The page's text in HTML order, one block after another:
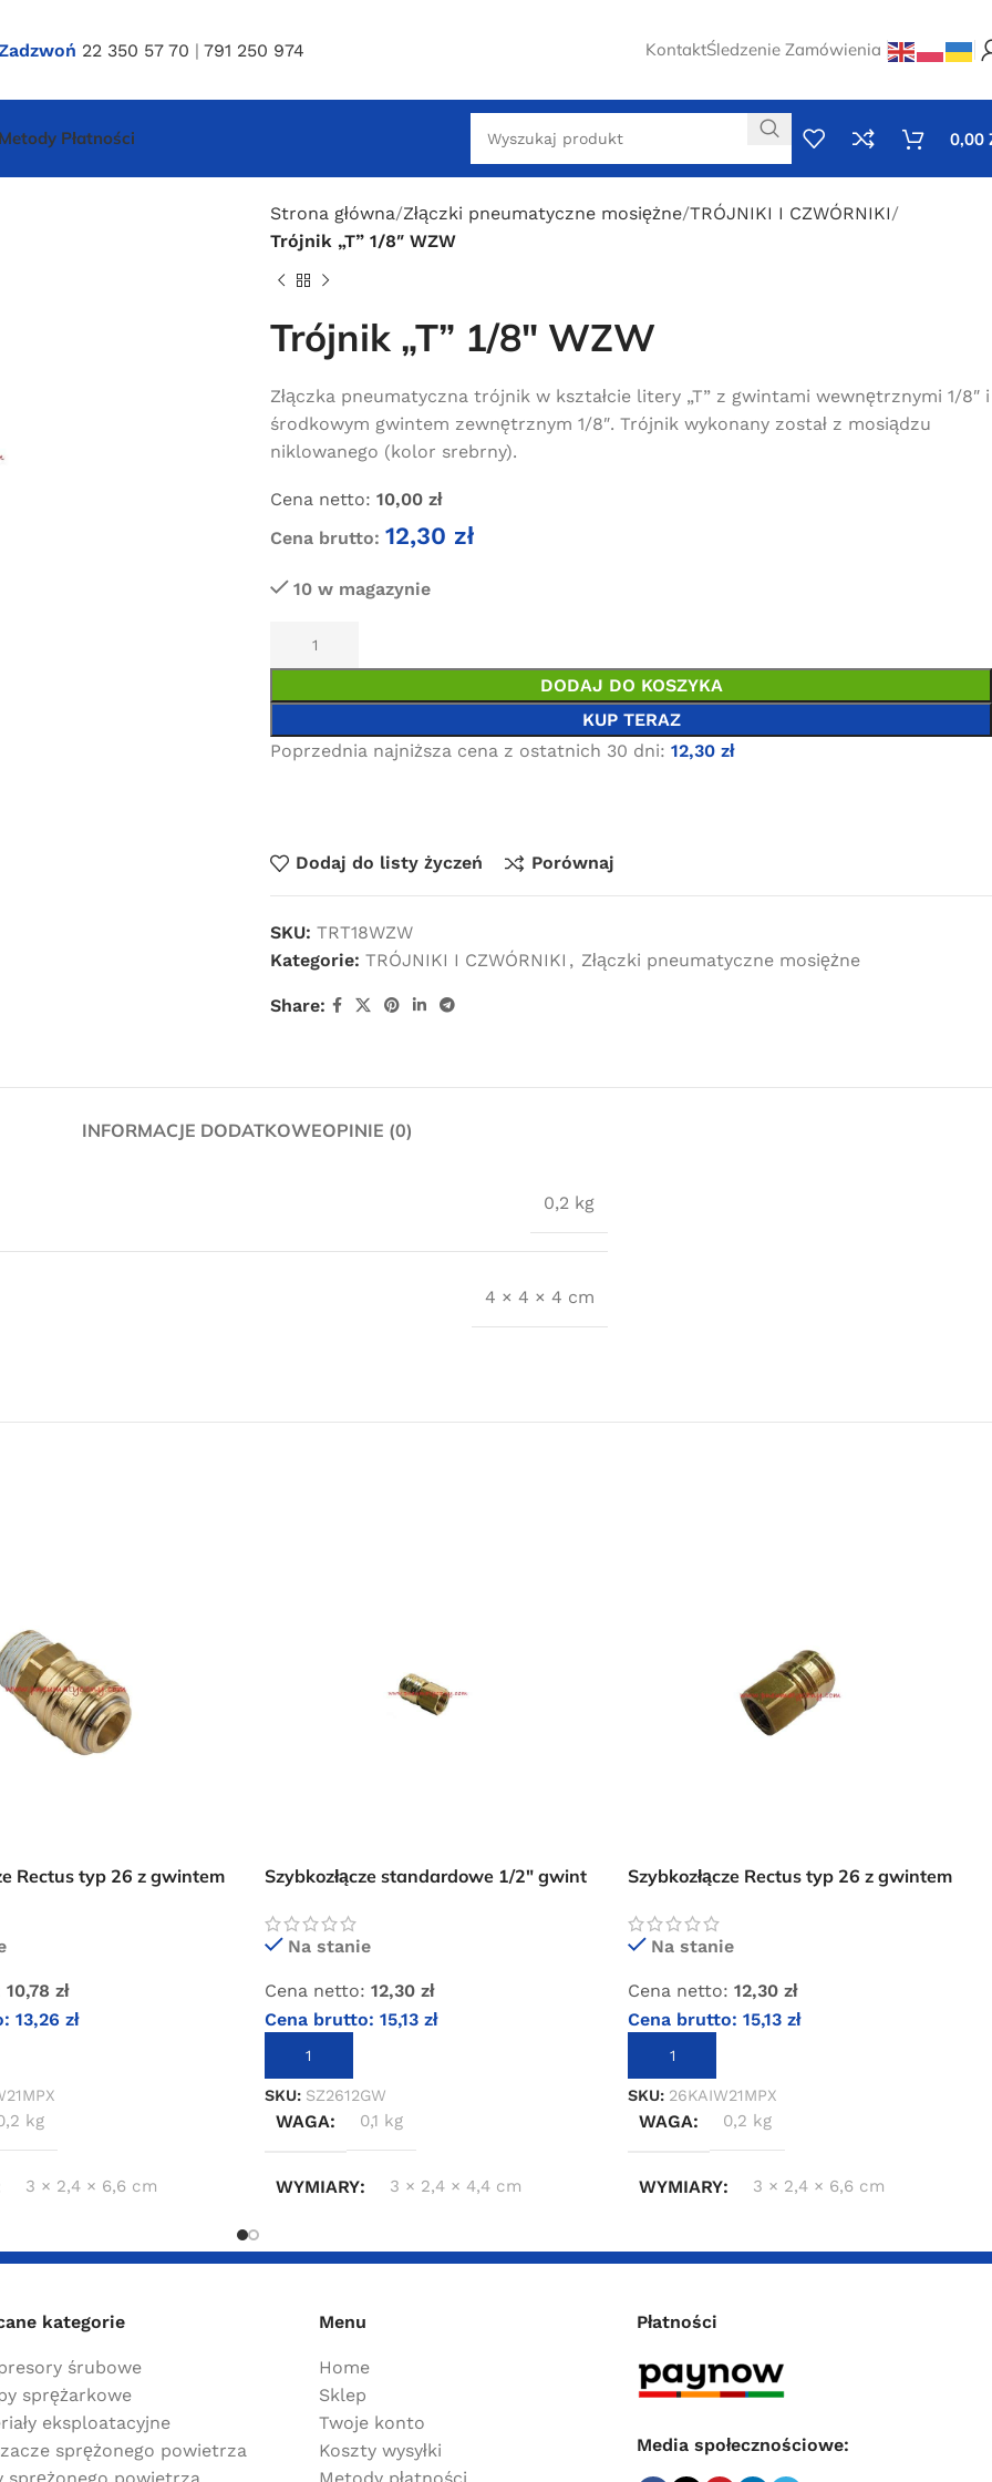
22 350 57 70 |791 250 974 KontaktŚledzenie Zamówienia
Metody Płatności 0,00
Strona główna Złączki pneumatyczne mosiężne TRÓJNIKI I CZWÓRNIKI
Trójnik „T” 1/8″ WZW
Trójnik „T” 1/8″ WZW
Złączka pneumatyczna trójnik w kształcie litery „T” z gwintami wewnętrznymi 1/8″ i
środkowym gwintem zewnętrznym 1/8″. Trójnik wykonany został z mosiądzu
niklowanego (kolor srebrny).
Cena netto: 10,00 zł
Cena brutto: 12,30 zł
10 w magazynie
DODAJ DO KOSZYKA
KUP TERAZ
Poprzednia najniższa cena z ostatnich 30 dni: 12,30 zł
Dodaj do listy życzeń Porównaj
SKU: TRT18WZW
Kategorie: TRÓJNIKI I CZWÓRNIKI , Złączki pneumatyczne mosiężne
Share:
INFORMACJE DODATKOWEOPINIE (0)
0,2 kg
4 × 4 × 4 cm
Rectus typ 26 z gwintem
10,78zł
13,26zł
kg
3 × 2,4 × 6,6 cm
Szybkozłącze standardowe 1/2″ gwint
Na stanie
Cena netto: 12,30 zł
Cena brutto: 15,13 zł
DODAJ DO KOSZYKA
SKU: SZ2612GW
WAGA 0,1 kg
WYMIARY 3 × 2,4 × 4,4 cm
Szybkozłącze Rectus typ 26 z gwintem
Na stanie
Cena netto: 12,30zł
Cena brutto:15,13zł
DODAJ DO KOSZYKA
SKU: 26KAIW21MPX
WAGA 0,2 kg
WYMIARY 3 × 2,4 × 6,6 cm
kategorie
śrubowe
sprężarkowe
eksploatacyjne
sprężonego powietrza
Menu
Home
Sklep
Twoje konto
Koszty wysyłki
Płatności
Media społecznościowe:
minimum 80,00 zł brutto.